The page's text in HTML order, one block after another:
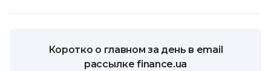
Коротко о главном за день в email
рассылке finance.ua